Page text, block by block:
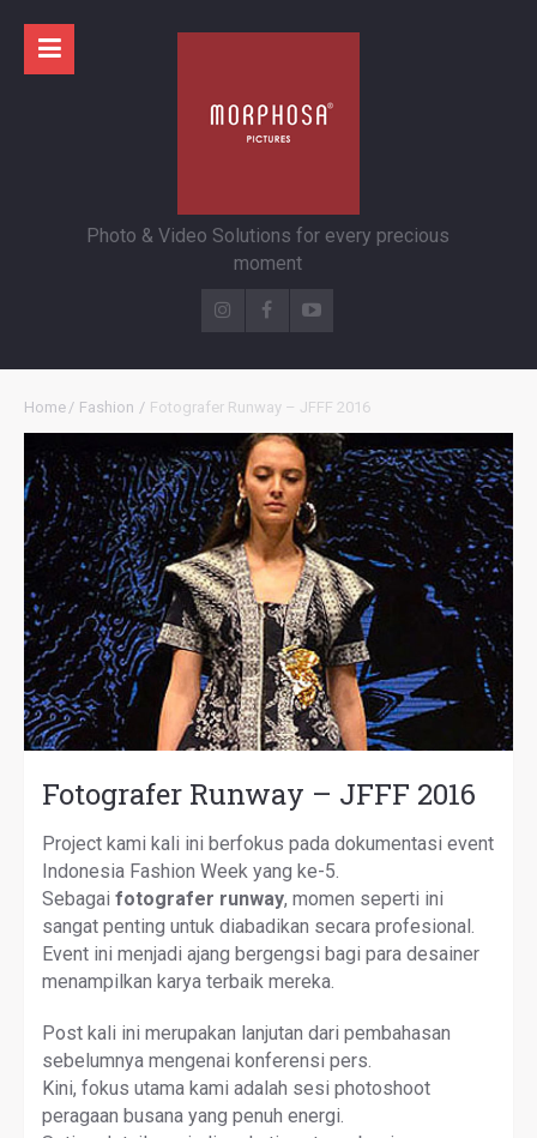
Photo & Video Solutions for every precious
moment
Home / Fashion / Fotografer Runway – JFFF 2016
Fotografer Runway – JFFF 2016
Project kami kali ini berfokus pada dokumentasi event
Indonesia Fashion Week yang ke-5.
Sebagai fotografer runway, momen seperti ini
sangat penting untuk diabadikan secara profesional.
Event ini menjadi ajang bergengsi bagi para desainer
menampilkan karya terbaik mereka.
Post kali ini merupakan lanjutan dari pembahasan
sebelumnya mengenai konferensi pers.
Kini, fokus utama kami adalah sesi photoshoot
peragaan busana yang penuh energi.